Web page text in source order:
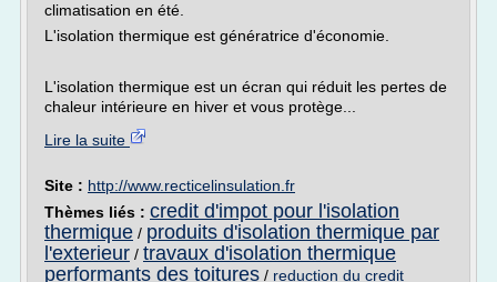
climatisation en été.
L'isolation thermique est génératrice d'économie.
L'isolation thermique est un écran qui réduit les pertes de
chaleur intérieure en hiver et vous protège...
Lire la suite
Site : http://www.recticelinsulation.fr
Thèmes liés : credit d'impot pour l'isolation
thermique / produits d'isolation thermique par
l'exterieur / travaux d'isolation thermique
performants des toitures / reduction du credit